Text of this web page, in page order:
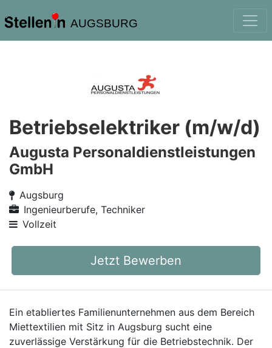
AUGSBURG
Betriebselektriker (m/w/d)
Augusta Personaldienstleistungen
GmbH
Augsburg
Ingenieurberufe, Techniker
Vollzeit
Jetzt Bewerben
Ein etabliertes Familienunternehmen aus dem Bereich
Miettextilien mit Sitz in Augsburg sucht eine
zuverlässige Verstärkung für die Betriebstechnik. Der